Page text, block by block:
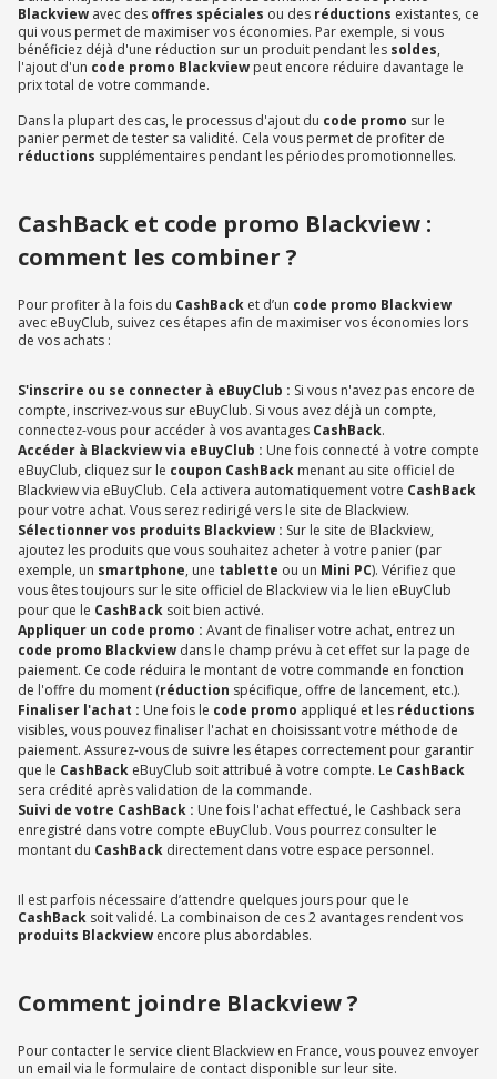
Blackview avec des offres spéciales ou des réductions existantes, ce
qui vous permet de maximiser vos économies. Par exemple, si vous
bénéficiez déjà d'une réduction sur un produit pendant les soldes,
l'ajout d'un code promo Blackview peut encore réduire davantage le
prix total de votre commande.
Dans la plupart des cas, le processus d'ajout du code promo sur le
panier permet de tester sa validité. Cela vous permet de profiter de
réductions supplémentaires pendant les périodes promotionnelles.
CashBack et code promo Blackview :
comment les combiner ?
Pour profiter à la fois du CashBack et d’un code promo Blackview
avec eBuyClub, suivez ces étapes afin de maximiser vos économies lors
de vos achats :
S'inscrire ou se connecter à eBuyClub : Si vous n'avez pas encore de
compte, inscrivez-vous sur eBuyClub. Si vous avez déjà un compte,
connectez-vous pour accéder à vos avantages CashBack.
Accéder à Blackview via eBuyClub : Une fois connecté à votre compte
eBuyClub, cliquez sur le coupon CashBack menant au site officiel de
Blackview via eBuyClub. Cela activera automatiquement votre CashBack
pour votre achat. Vous serez redirigé vers le site de Blackview.
Sélectionner vos produits Blackview : Sur le site de Blackview,
ajoutez les produits que vous souhaitez acheter à votre panier (par
exemple, un smartphone, une tablette ou un Mini PC). Vérifiez que
vous êtes toujours sur le site officiel de Blackview via le lien eBuyClub
pour que le CashBack soit bien activé.
Appliquer un code promo : Avant de finaliser votre achat, entrez un
code promo Blackview dans le champ prévu à cet effet sur la page de
paiement. Ce code réduira le montant de votre commande en fonction
de l'offre du moment (réduction spécifique, offre de lancement, etc.).
Finaliser l'achat : Une fois le code promo appliqué et les réductions
visibles, vous pouvez finaliser l'achat en choisissant votre méthode de
paiement. Assurez-vous de suivre les étapes correctement pour garantir
que le CashBack eBuyClub soit attribué à votre compte. Le CashBack
sera crédité après validation de la commande.
Suivi de votre CashBack : Une fois l'achat effectué, le Cashback sera
enregistré dans votre compte eBuyClub. Vous pourrez consulter le
montant du CashBack directement dans votre espace personnel.
Il est parfois nécessaire d’attendre quelques jours pour que le
CashBack soit validé. La combinaison de ces 2 avantages rendent vos
produits Blackview encore plus abordables.
Comment joindre Blackview ?
Pour contacter le service client Blackview en France, vous pouvez envoyer
un email via le formulaire de contact disponible sur leur site.